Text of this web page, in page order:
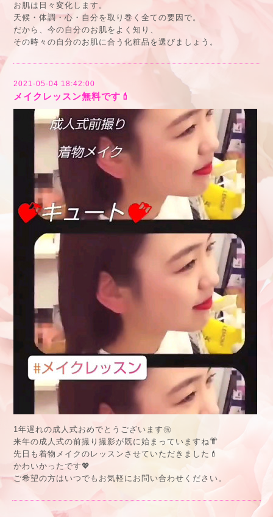
お肌は日々変化します。
天候・体調・心・自分を取り巻く全ての要因で。
だから、今の自分のお肌をよく知り、
その時々の自分のお肌に合う化粧品を選びましょう。
2021-05-04 18:42:00
メイクレッスン無料です💄
1年遅れの成人式おめでとうございます㊗
来年の成人式の前撮り撮影が既に始まっていますね👘
先日も着物メイクのレッスンさせていただきました💄
かわいかったです💖
ご希望の方はいつでもお気軽にお問い合わせください。